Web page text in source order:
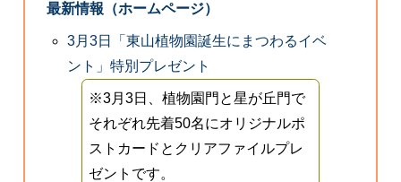
最新情報（ホームページ）
3月3日「東山植物園誕生にまつわるイベ
ント」特別プレゼント
※3月3日、植物園門と星が丘門で
それぞれ先着50名にオリジナルポ
ストカードとクリアファイルプレ
ゼントです。